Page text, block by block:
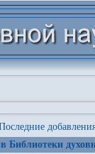
Библиотеки